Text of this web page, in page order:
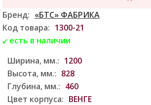
Бренд: «БТС» ФАБРИКА
Код товара: 1300-21
есть в наличии
Ширина, мм.: 1200
Высота, мм.: 828
Глубина, мм.: 460
Цвет корпуса: ВЕНГЕ